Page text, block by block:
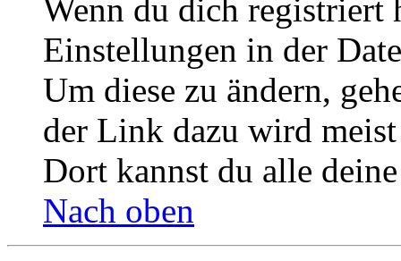
Wenn du dich registriert
Einstellungen in der
Um diese zu ändern,
der Link dazu wird
Dort kannst du alle
Nach oben